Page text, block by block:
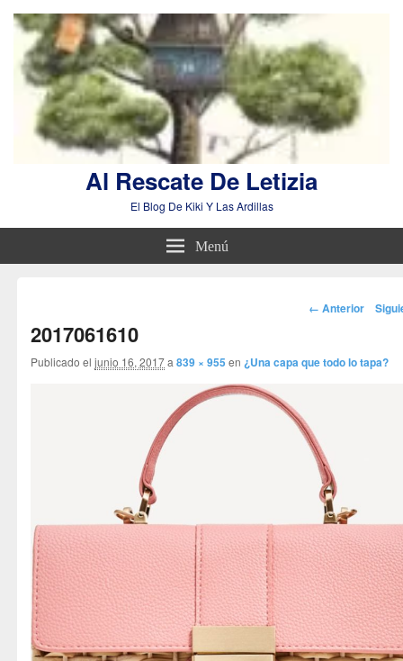
Al Rescate De Letizia
El Blog De Kiki Y Las Ardillas
Menú
Navegador
← Anterior
2017061610
Publicado el junio 16, 2017a839 × 955 en ¿Una capa que todo lo tapa?